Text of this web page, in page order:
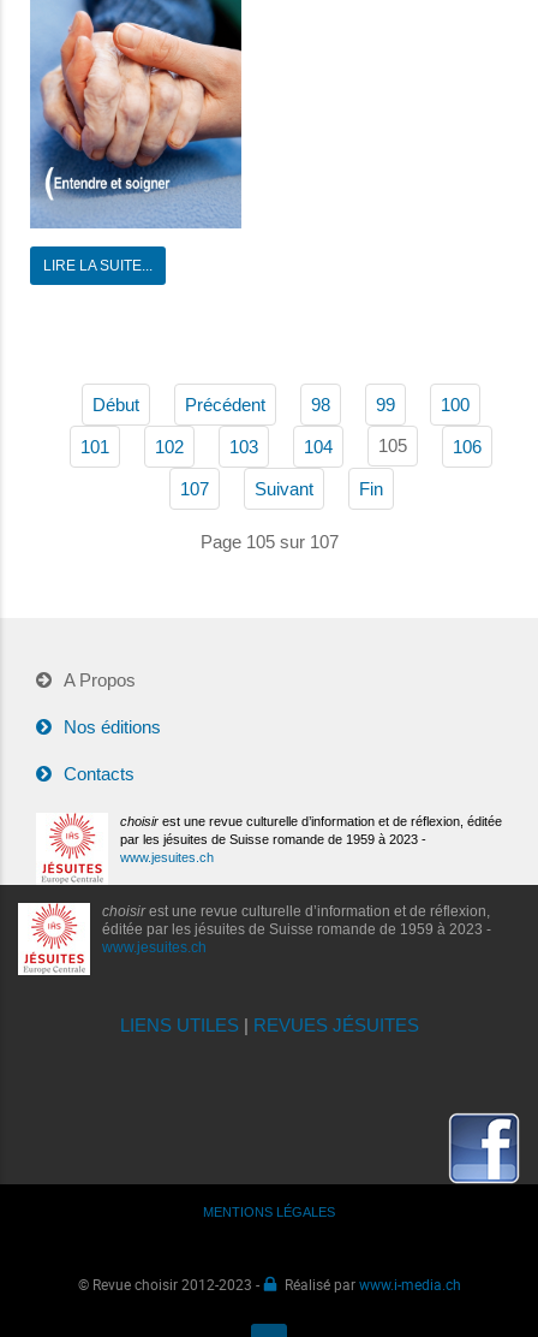
LIRE LA SUITE...
Début Précédent 98 99 100
101 102 103 104 105 106
107 Suivant Fin
Page 105 sur 107
A Propos
Nos éditions
Contacts
choisir est une revue culturelle d’information et de réflexion, éditée
par les jésuites de Suisse romande de 1959 à 2023 -
www.jesuites.ch
choisirest une revue culturelle d’information et de réflexion,
éditée par les jésuites de Suisse romande de 1959 à 2023 -
www.jesuites.ch
LIENS UTILES| REVUES JÉSUITES
MENTIONS LÉGALES
© Revue choisir 2012-2023 - Réalisé parwww.i-media.ch